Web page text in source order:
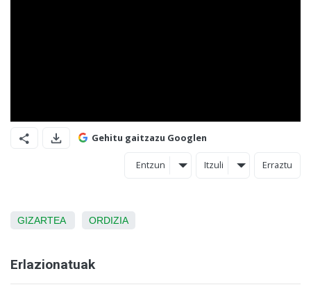
Gehitu gaitzazu Googlen
Entzun Itzuli Erraztu
GIZARTEA ORDIZIA
Erlazionatuak